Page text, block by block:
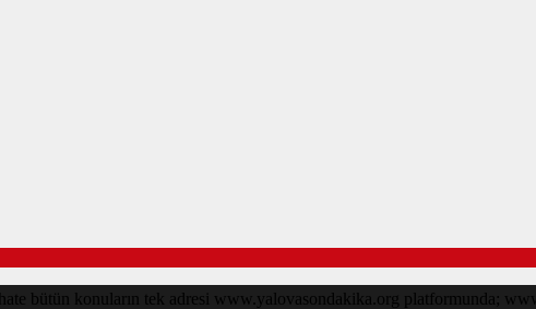
bütün konuların tek adresi www.yalovasondakika.org platformunda;